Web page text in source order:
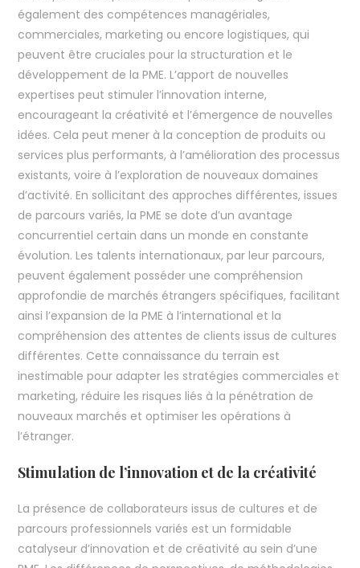
également des compétences managériales,
commerciales, marketing ou encore logistiques, qui
peuvent être cruciales pour la structuration et le
développement de la PME. L’apport de nouvelles
expertises peut stimuler l’innovation interne,
encourageant la créativité et l’émergence de nouvelles
idées. Cela peut mener à la conception de produits ou
services plus performants, à l’amélioration des processus
existants, voire à l’exploration de nouveaux domaines
d’activité. En sollicitant des approches différentes, issues
de parcours variés, la PME se dote d’un avantage
concurrentiel certain dans un monde en constante
évolution. Les talents internationaux, par leur parcours,
peuvent également posséder une compréhension
approfondie de marchés étrangers spécifiques, facilitant
ainsi l’expansion de la PME à l’international et la
compréhension des attentes de clients issus de cultures
différentes. Cette connaissance du terrain est
inestimable pour adapter les stratégies commerciales et
marketing, réduire les risques liés à la pénétration de
nouveaux marchés et optimiser les opérations à
l’étranger.
Stimulation de l’innovation et de la créativité
La présence de collaborateurs issus de cultures et de
parcours professionnels variés est un formidable
catalyseur d’innovation et de créativité au sein d’une